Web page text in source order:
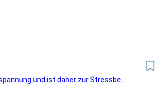
und ist daher zur Stressbe...